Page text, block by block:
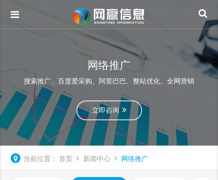
网络推广
搜索推广、百度爱采购、阿里巴巴、整站优化、全网营销
立即咨询
当前位置： 首页 新闻中心 网络推广